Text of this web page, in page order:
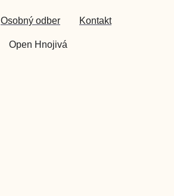
Osobný odber Kontakt
Open Hnojivá